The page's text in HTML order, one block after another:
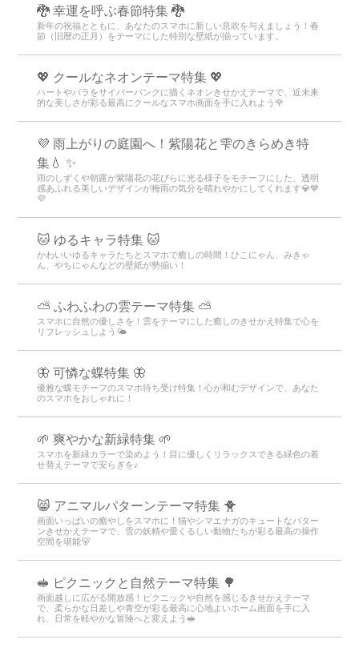
🐉 幸運を呼ぶ春節特集 🐉
新年の祝福とともに、あなたのスマホに新しい息吹を与えましょう！春
節（旧暦の正月）をテーマにした特別な壁紙が揃っています。
💖 クールなネオンテーマ特集 💖
ハートやバラをサイバーパンクに描くネオンきせかえテーマで、近未来
的な美しさが彩る最高にクールなスマホ画面を手に入れよう🌹
💜 雨上がりの庭園へ！紫陽花と雫のきらめき特
集💧 ✨
雨のしずくや朝露が紫陽花の花びらに光る様子をモチーフにした、透明
感あふれる美しいデザインが梅雨の気分を晴れやかにしてくれます💎💙
💜
🐱 ゆるキャラ特集 🐱
かわいいゆるキャラたちとスマホで癒しの時間！ひこにゃん、みきゃ
ん、やちにゃんなどの壁紙が勢揃い！
⛅ ふわふわの雲テーマ特集 ⛅
スマホに自然の優しさを！雲をテーマにした癒しのきせかえ特集で心を
リフレッシュしよう🌤️
🦋 可憐な蝶特集 🦋
優雅な蝶モチーフのスマホ待ち受け特集！心が和むデザインで、あなた
のスマホをおしゃれに！
🌱 爽やかな新緑特集 🌱
スマホを新緑カラーで染めよう！目に優しくリラックスできる緑色の着
せ替えテーマで安らぎを♪
😸 アニマルパターンテーマ特集 🐥
画面いっぱいの癒やしをスマホに！猫やシマエナガのキュートなパター
ンきせかえテーマで、雪の妖精や愛くるしい動物たちが彩る最高の操作
空間を堪能🐻
🥪 ピクニックと自然テーマ特集 🌳
画面越しに広がる開放感！ピクニックや自然を感じるきせかえテーマ
で、柔らかな日差しや青空が彩る最高に心地よいホーム画面を手に入
れ、日常を軽やかな冒険へと変えよう🥪